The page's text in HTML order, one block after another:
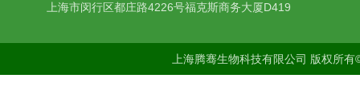
上海市闵行区都庄路4226号福克斯商务大厦D419
上海腾骞生物科技有限公司 版权所